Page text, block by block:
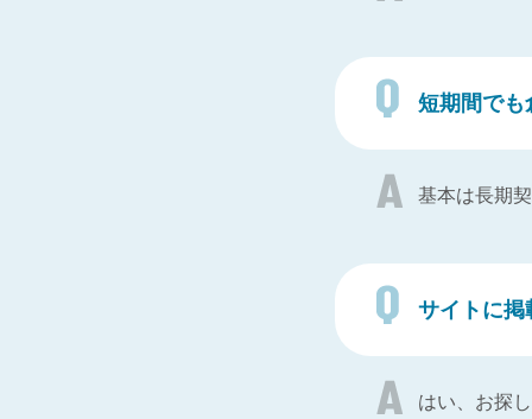
短期間でも
基本は長期
サイトに掲
はい、お探